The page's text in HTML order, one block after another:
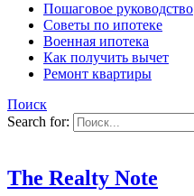
Пошаговое руководство
Советы по ипотеке
Военная ипотека
Как получить вычет
Ремонт квартиры
Поиск
Search for:
The Realty Note